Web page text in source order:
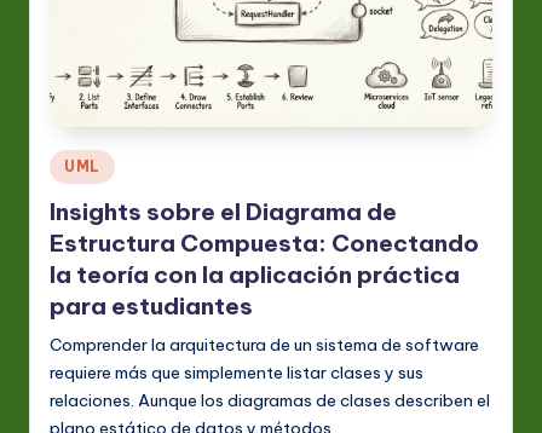
Publicado
en
UML
Insights sobre el Diagrama de
Estructura Compuesta: Conectando
la teoría con la aplicación práctica
para estudiantes
Comprender la arquitectura de un sistema de software
requiere más que simplemente listar clases y sus
relaciones. Aunque los diagramas de clases describen el